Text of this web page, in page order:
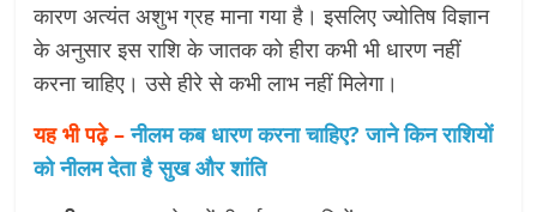
कारण अत्यंत अशुभ ग्रह माना गया है। इसलिए ज्योतिष विज्ञान
के अनुसार इस राशि के जातक को हीरा कभी भी धारण नहीं
करना चाहिए। उसे हीरे से कभी लाभ नहीं मिलेगा।
यह भी पढ़े – नीलम कब धारण करना चाहिए? जाने किन राशियों
को नीलम देता है सुख और शांति